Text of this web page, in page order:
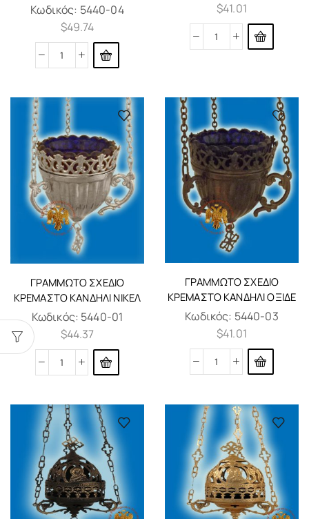
Κωδικός: 5440-04
$49.74
$41.01
ΓΡΑΜΜΩΤΌ ΣΧΈΔΙΟ
ΚΡΕΜΑΣΤΌ ΚΑΝΔΉΛΙ ΝΊΚΕΛ
Κωδικός: 5440-01
$44.37
ΓΡΑΜΜΩΤΌ ΣΧΈΔΙΟ
ΚΡΕΜΑΣΤΌ ΚΑΝΔΉΛΙ ΟΞΙΔΈ
Κωδικός: 5440-03
$41.01